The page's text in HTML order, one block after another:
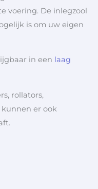
voering. De inlegzool
is om uw eigen
in een laag
rollators,
er ook